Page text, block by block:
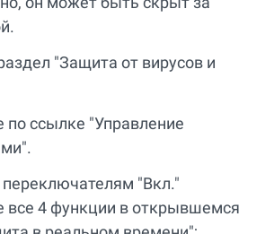
"Защита от вирусов и
по ссылке "Управление
"Вкл."
все 4 функции в открывшемся